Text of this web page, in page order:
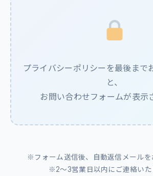
2. 個人情報の第三者提供
当社は、個人情報への不正アクセス、
講じます。
お客様ご本人から個人情報の開示、訂
プライバシーポリシーを最後まで
と、
お問い合わせフォームが表示
※フォーム送信後、自動返信メールを
※2〜3営業日以内にご連絡いた